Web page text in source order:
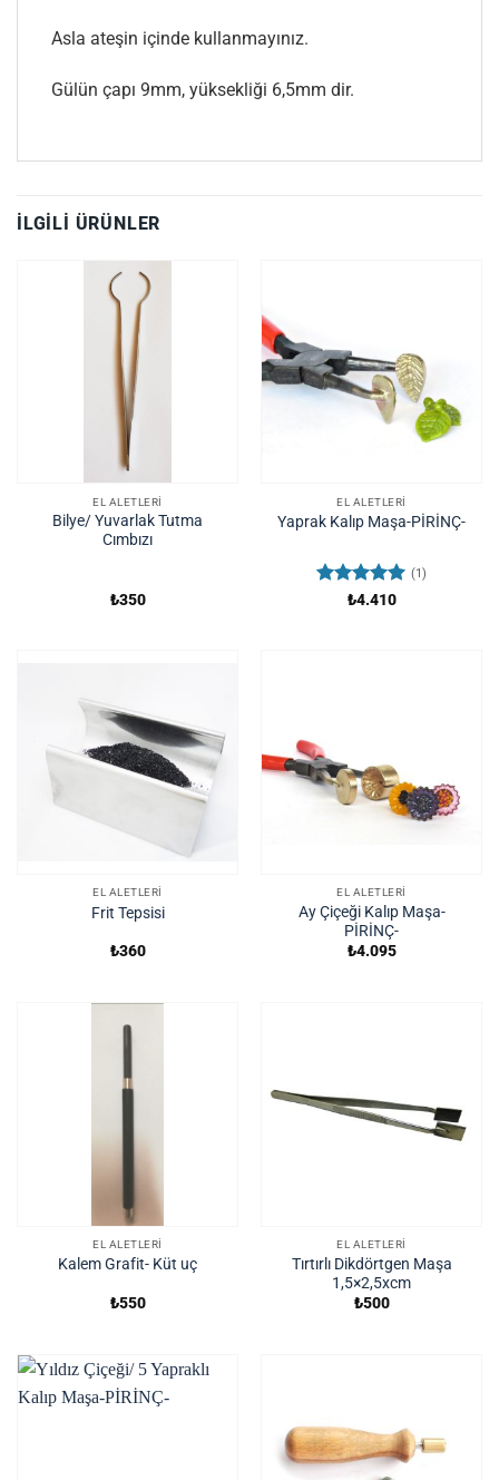
Asla ateşin içinde kullanmayınız.
Gülün çapı 9mm, yüksekliği 6,5mm dir.
İLGILI ÜRÜNLER
EL ALETLERI
Bilye/ Yuvarlak Tutma
Cımbızı
₺350
EL ALETLERI
Yaprak Kalıp Maşa-PİRİNÇ-
5 üzerinden
(1)
₺4.410
EL ALETLERI
Frit Tepsisi
₺360
EL ALETLERI
Ay Çiçeği Kalıp Maşa-
PİRİNÇ-
₺4.095
EL ALETLERI
Kalem Grafit- Küt uç
₺550
EL ALETLERI
Tırtırlı Dikdörtgen Maşa
1,5×2,5xcm
₺500